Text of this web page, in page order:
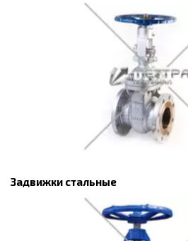
Задвижки стальные